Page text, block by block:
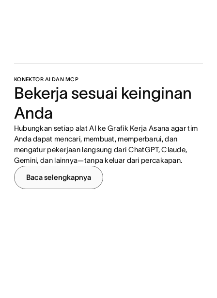
KONEKTOR AI DAN MCP
Bekerja sesuai keinginan
Anda
Hubungkan setiap alat AI ke Grafik Kerja Asana agar tim
Anda dapat mencari, membuat, memperbarui, dan
mengatur pekerjaan langsung dari ChatGPT, Claude,
Gemini, dan lainnya—tanpa keluar dari percakapan.
Baca selengkapnya